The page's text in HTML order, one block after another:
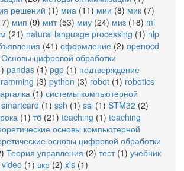
решений (1) миа (11) мии (8) мик (7)
мип (9) мит(53) миу (24) миз (18) ml
(21) natural language processing (1) nlp
(41) оформление (2) openocd
Основы цифровой обработки
pandas (1) pgp (1) подтверждение
(3) python (3) robot (1) robotics
(1) системы компьютерной
smartcard (1) ssh (1) ssl (1) STM32 (2)
(1) тб (21) teaching (1) teaching
основы компьютерной
основы цифровой обработки
Теория управления (2) тест(1) учебник
video (1) вкр (2) xls (1)